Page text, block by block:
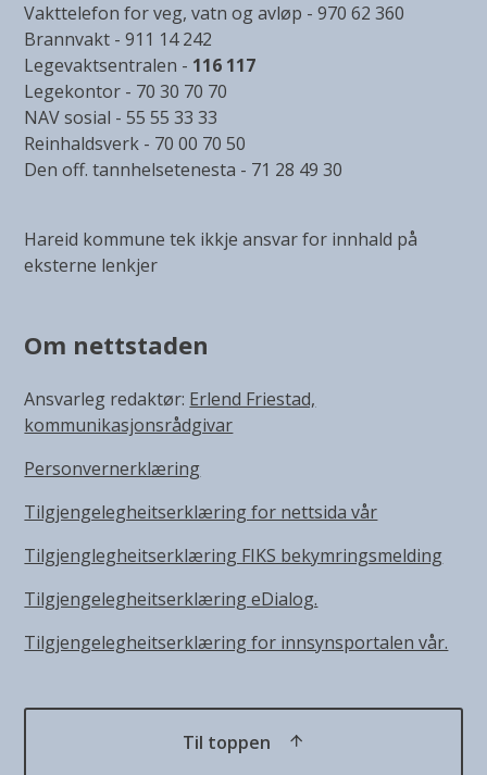
Vakttelefon for veg, vatn og avløp - 970 62 360
Brannvakt - 911 14 242
Legevaktsentralen - 116 117
Legekontor - 70 30 70 70
NAV sosial - 55 55 33 33
Reinhaldsverk - 70 00 70 50
Den off. tannhelsetenesta - 71 28 49 30
Hareid kommune tek ikkje ansvar for innhald på
eksterne lenkjer
Om nettstaden
Ansvarleg redaktør: Erlend Friestad,
kommunikasjonsrådgivar
Personvernerklæring
Tilgjengelegheitserklæring for nettsida vår
Tilgjenglegheitserklæring FIKS bekymringsmelding
Tilgjengelegheitserklæring eDialog.
Tilgjengelegheitserklæring for innsynsportalen vår.
Til toppen